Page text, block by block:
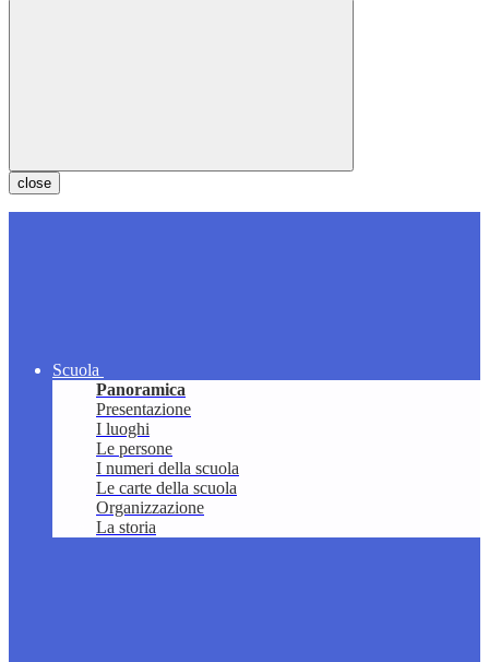
close
Scuola
Panoramica
Presentazione
I luoghi
Le persone
I numeri della scuola
Le carte della scuola
Organizzazione
La storia